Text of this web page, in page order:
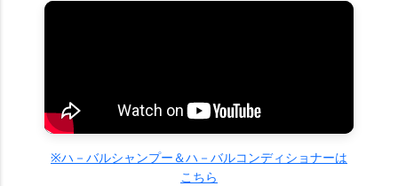
※ハ－バルシャンプー＆ハ－バルコンディショナーは
こちら